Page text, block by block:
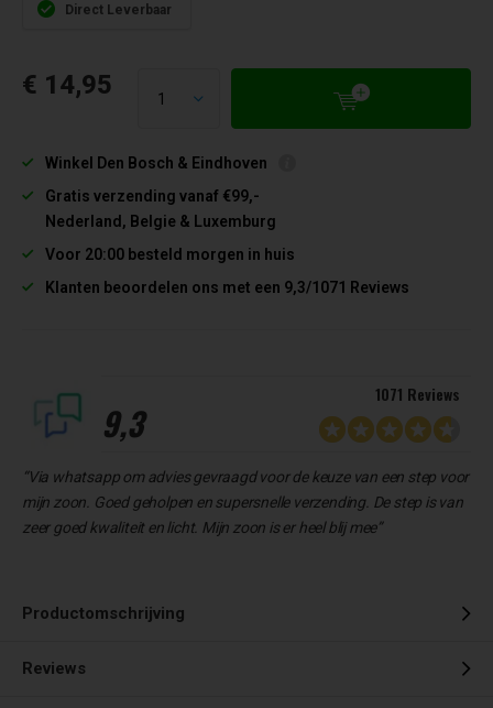
Direct Leverbaar
€ 14,95
Winkel Den Bosch & Eindhoven
Gratis verzending vanaf €99,-
Nederland, Belgie & Luxemburg
Voor 20:00 besteld morgen in huis
Klanten beoordelen ons met een 9,3/1071 Reviews
9,3
1071 Reviews
“Via whatsapp om advies gevraagd voor de keuze van een step voor
mijn zoon. Goed geholpen en supersnelle verzending. De step is van
zeer goed kwaliteit en licht. Mijn zoon is er heel blij mee”
Productomschrijving
Reviews